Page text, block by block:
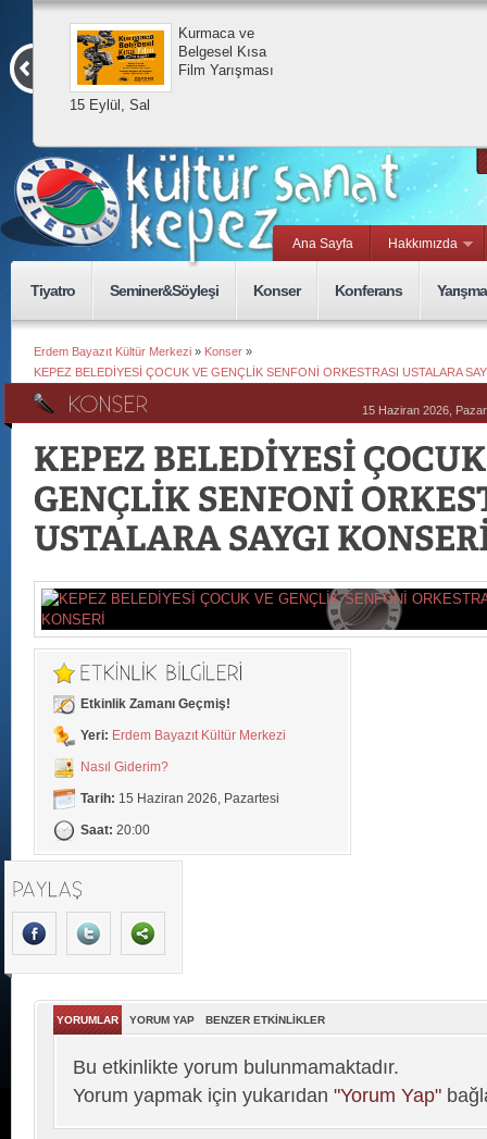
15 Eylül, Sal
Kurmaca ve
Belgesel Kısa
Film Yarışması
Ana Sayfa Hakkımızda
Tiyatro Seminer&Söyleşi Konser Konferans Yarışma
Erdem Bayazıt Kültür Merkezi » Konser »
KEPEZ BELEDİYESİ ÇOCUK VE GENÇLİK SENFONİ ORKESTRASI USTALARA
15 Haziran 2026,
Etkinlik Zamanı Geçmiş!
Yeri: Erdem Bayazıt Kültür Merkezi
Nasıl Giderim?
Tarih: 15 Haziran 2026, Pazartesi
Saat: 20:00
YORUMLAR YORUM YAP BENZER ETKİNLİKLER
Bu etkinlikte yorum bulunmamaktadır.
Yorum yapmak için yukarıdan "Yorum Yap"